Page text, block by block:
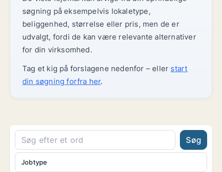
søgning på eksempelvis lokaletype,
beliggenhed, størrelse eller pris, men de er
udvalgt, fordi de kan være relevante alternativer
for din virksomhed.
Tag et kig på forslagene nedenfor – eller start
din søgning forfra her.
Søg
Jobtype